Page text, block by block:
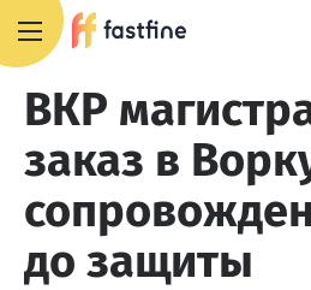
ВКР
заказ в
до защиты